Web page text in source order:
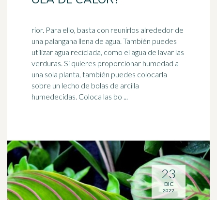
rior. Para ello, basta con reunirlos alrededor de
una palangana llena de agua. También puedes
utilizar agua reciclada, como el agua de lavar las
verduras. Si quieres proporcionar humedad a
una sola planta, también puedes colocarla
sobre un lecho de bolas de arcilla
humedecidas. Coloca las bo ...
23
DIC
2022